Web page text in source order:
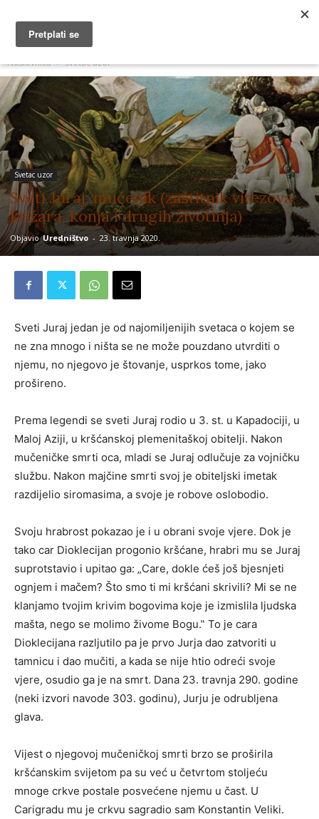
MUŽEVNI BUDITE
Naslovnica Svetac uzor
Svetac uzor
Sveti Juraj, mučenik (zaštitnik vitezova,
križara, konja i drugih životinja)
Objavio Uredništvo - 23. travnja 2020.
Sveti Juraj jedan je od najomiljenijih svetaca o kojem se
ne zna mnogo i ništa se ne može pouzdano utvrditi o
njemu, no njegovo je štovanje, usprkos tome, jako
prošireno.
Prema legendi se sveti Juraj rodio u 3. st. u Kapadociji, u
Maloj Aziji, u kršćanskoj plemenitaškoj obitelji. Nakon
mučeničke smrti oca, mladi se Juraj odlučuje za vojničku
službu. Nakon majčine smrti svoj je obiteljski imetak
razdijelio siromasima, a svoje je robove oslobodio.
Svoju hrabrost pokazao je i u obrani svoje vjere. Dok je
tako car Dioklecijan progonio kršćane, hrabri mu se Juraj
suprotstavio i upitao ga: „Care, dokle ćeš još bjesnjeti
ognjem i mačem? Što smo ti mi kršćani skrivili? Mi se ne
klanjamo tvojim krivim bogovima koje je izmislila ljudska
mašta, nego se molimo živome Bogu.‟ To je cara
Dioklecijana razljutilo pa je prvo Jurja dao zatvoriti u
tamnicu i dao mučiti, a kada se nije htio odreći svoje
vjere, osudio ga je na smrt. Dana 23. travnja 290. godine
(neki izvori navode 303. godinu), Jurju je odrubljena
glava.
Vijest o njegovoj mučeničkoj smrti brzo se proširila
kršćanskim svijetom pa su već u četvrtom stoljeću
mnoge crkve postale posvećene njemu u čast. U
Carigradu mu je crkvu sagradio sam Konstantin Veliki.